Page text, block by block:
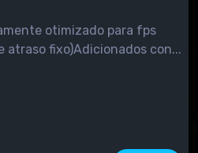
otimizado para fps
atraso fixo)Adicionados con...